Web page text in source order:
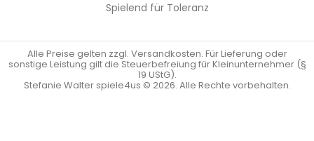
Spielend für Toleranz
Alle Preise gelten zzgl. Versandkosten. Für Lieferung oder
sonstige Leistung gilt die Steuerbefreiung für Kleinunternehmer (§
19 UStG).
Stefanie Walter spiele4us © 2026. Alle Rechte vorbehalten.